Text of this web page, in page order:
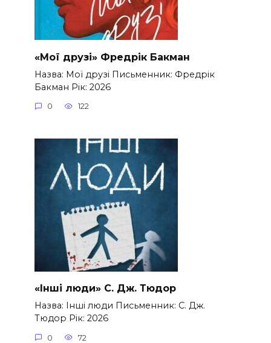
«Мої друзі» Фредрік Бакман
Назва: Мої друзі Письменник: Фредрік
Бакман Рік: 2026
0 122
«Інші люди» С. Дж. Тюдор
Назва: Інші люди Письменник: С. Дж.
Тюдор Рік: 2026
0 72